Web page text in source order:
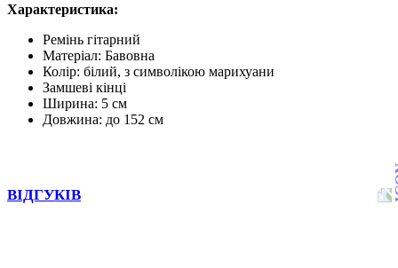
Характеристика:
Ремінь гітарний
Матеріал: Бавовна
Колір: білий, з символікою марихуани
Замшеві кінці
Ширина: 5 см
Довжина: до 152 см
ВІДГУКІВ